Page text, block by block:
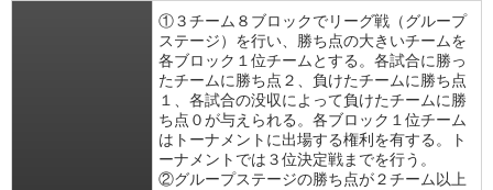
①３チーム８ブロックでリーグ戦（グループ
ステージ）を行い、勝ち点の大きいチームを
各ブロック１位チームとする。各試合に勝っ
たチームに勝ち点２、負けたチームに勝ち点
１、各試合の没収によって負けたチームに勝
ち点０が与えられる。各ブロック１位チーム
はトーナメントに出場する権利を有する。ト
ーナメントでは３位決定戦までを行う。
②グループステージの勝ち点が２チーム以上